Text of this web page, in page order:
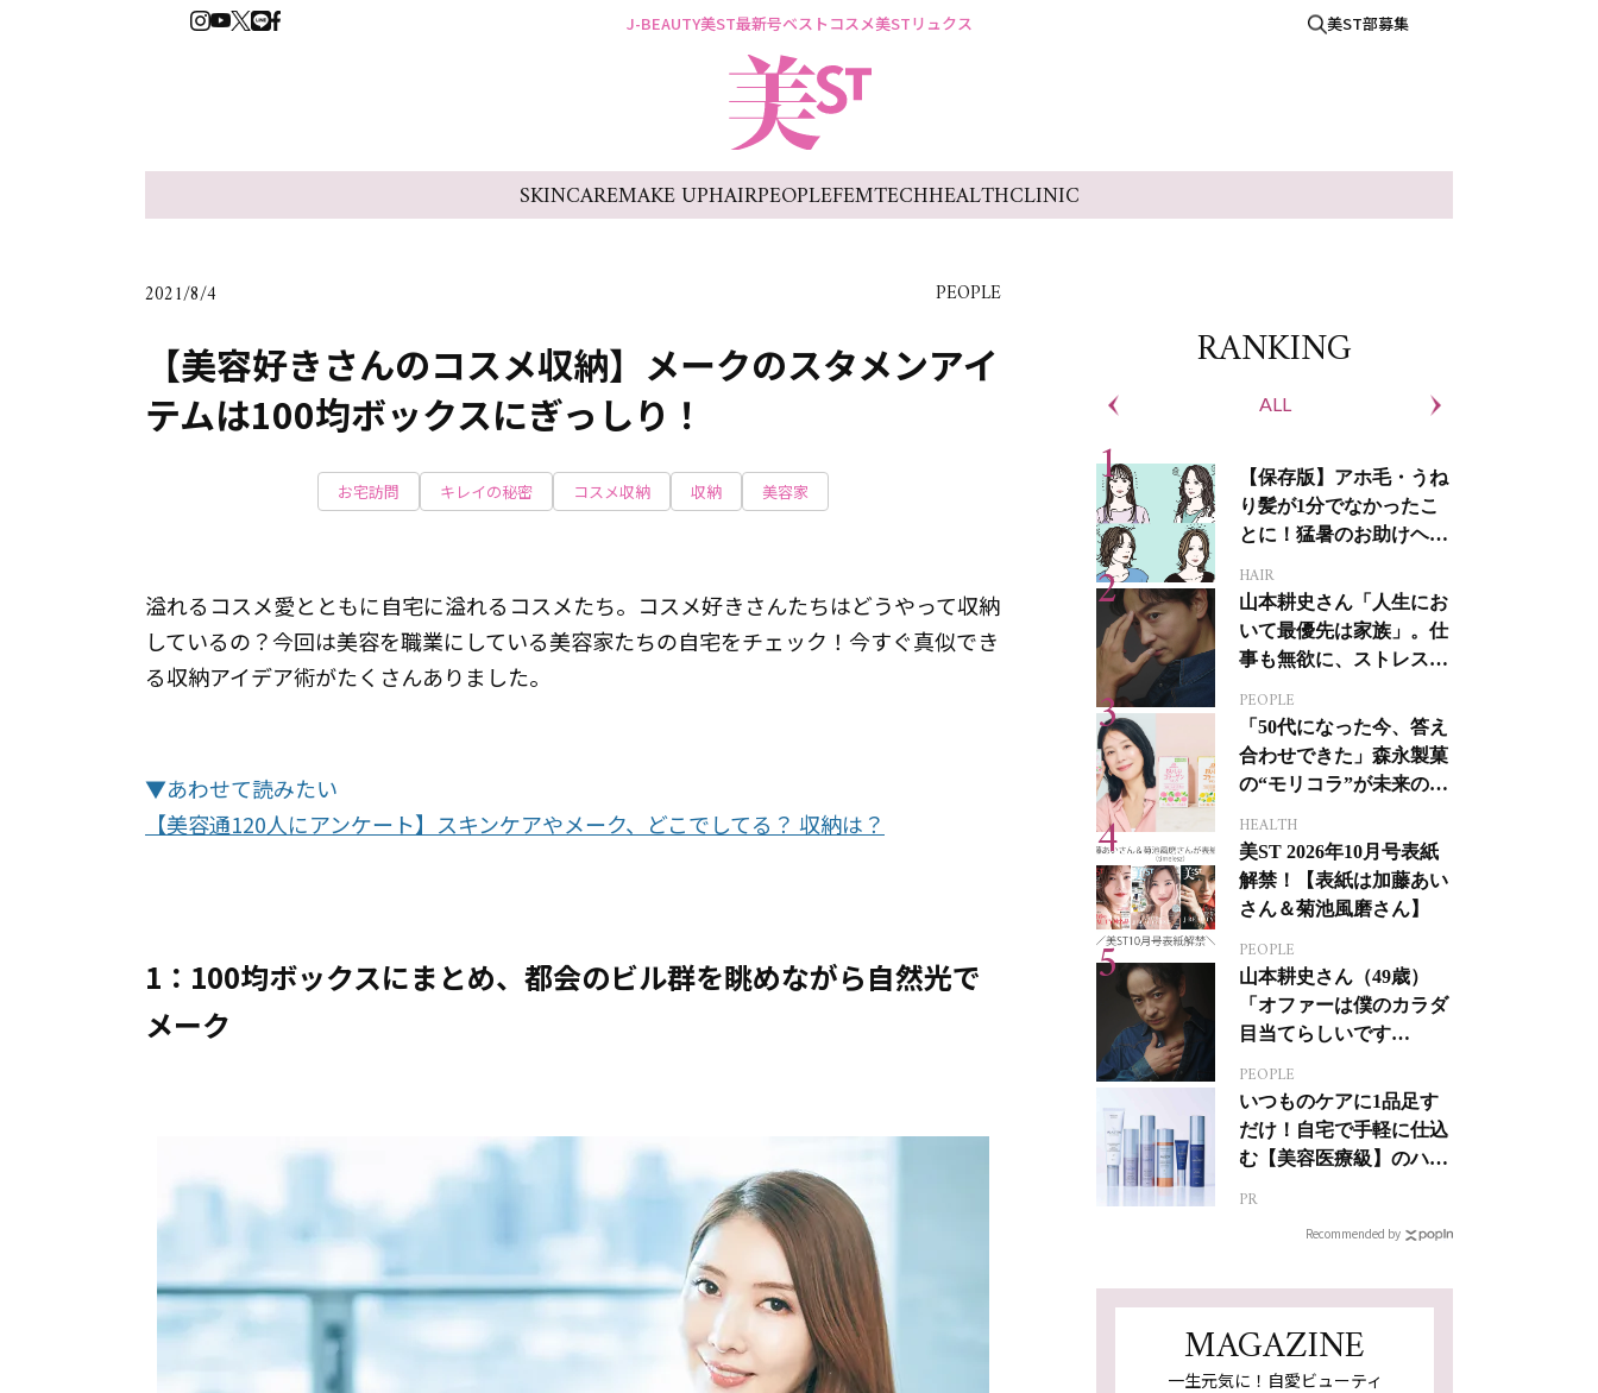
J-BEAUTY美ST最新号ベストコスメ美STリュクス 美ST部募集
SKINCAREMAKE UPHAIRPEOPLEFEMTECHHEALTHCLINIC
2021/8/4 PEOPLE
【美容好きさんのコスメ収納】メークのスタメンアイ
テムは100均ボックスにぎっしり！
お宅訪問 キレイの秘密 コスメ収納 収納 美容家
溢れるコスメ愛とともに自宅に溢れるコスメたち。コスメ好きさんたちはどうやって収納
しているの？今回は美容を職業にしている美容家たちの自宅をチェック！今すぐ真似でき
る収納アイデア術がたくさんありました。
▼あわせて読みたい
【美容通120人にアンケート】スキンケアやメーク、どこでしてる？ 収納は？
1：100均ボックスにまとめ、都会のビル群を眺めながら自然光で
メーク
RANKING
ALL
【保存版】アホ毛・うね
り髪が1分でなかったこ
とに！猛暑のお助けヘア
HAIR
山本耕史さん「人生にお
いて最優先は家族」。仕
事も無欲に、ストレスを
PEOPLE
「50代になった今、答え
合わせできた」森永製菓
の“モリコラ”が未来のキ
HEALTH
美ST 2026年10月号表紙
解禁！【表紙は加藤あい
さん＆菊池風磨さん】
PEOPLE
山本耕史さん（49歳）
「オファーは僕のカラダ
目当てらしいです
ジカルへの挑戦
PEOPLE
いつものケアに1品足す
だけ！自宅で手軽に仕込
む【美容医療級】のハリ
PR
Recommended by
MAGAZINE
一生元気に！自愛ビューティ